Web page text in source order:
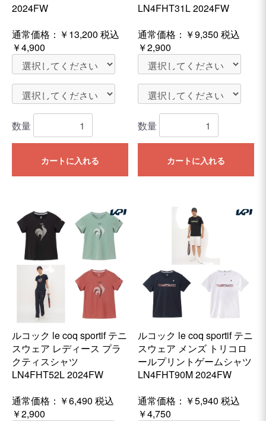
2024FW
通常価格： ￥13,200 税込
￥4,900
数量
カートに入れる
LN4FHT31L 2024FW
通常価格： ￥9,350 税込
￥2,900
数量
カートに入れる
ルコック le coq sportif テニ
スウェア レディース プラ
クティスシャツ
LN4FHT52L 2024FW
通常価格： ￥6,490 税込
￥2,900
ルコック le coq sportif テニ
スウェア メンズ トリコロ
ールプリントゲームシャツ
LN4FHT90M 2024FW
通常価格： ￥5,940 税込
￥4,750